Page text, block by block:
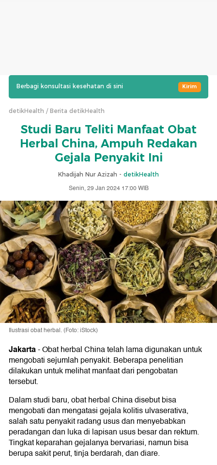
Berbagi konsultasi kesehatan di sini Kirim
detikHealth Berita detikHealth
Studi Baru Teliti Manfaat Obat
Herbal China, Ampuh Redakan
Gejala Penyakit Ini
Khadijah Nur Azizah - detikHealth
Senin, 29 Jan 2024 17:00 WIB
Ilustrasi obat herbal. (Foto: iStock)
Jakarta-Obat herbal China telah lama digunakan untuk
mengobati sejumlah penyakit. Beberapa penelitian
dilakukan untuk melihat manfaat dari pengobatan
tersebut.
Dalam studi baru, obat herbal China disebut bisa
mengobati dan mengatasi gejala kolitis ulvaserativa,
salah satu penyakit radang usus dan menyebabkan
peradangan dan luka di lapisan usus besar dan rektum.
Tingkat keparahan gejalanya bervariasi, namun bisa
berupa sakit perut, tinja berdarah, dan diare.